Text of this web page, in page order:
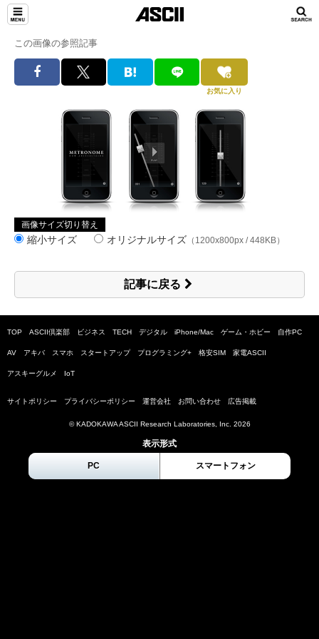
この画像の参照記事
お気に入り
画像サイズ切り替え
縮小サイズ オリジナルサイズ （1200x800px / 448KB）
記事に戻る
TOP ASCII倶楽部 ビジネス TECH デジタル iPhone/Mac ゲーム・ホビー 自作PC
AV アキバ スマホ スタートアップ プログラミング+ 格安SIM 家電ASCII
アスキーグルメ IoT
サイトポリシー プライバシーポリシー 運営会社 お問い合わせ 広告掲載
© KADOKAWA ASCII Research Laboratories, Inc. 2026
表示形式
PC スマートフォン